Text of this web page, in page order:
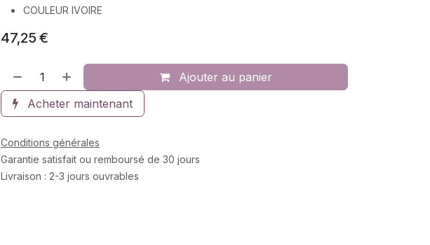
COULEUR IVOIRE
47,25 €
Ajouter au panier
Acheter maintenant
Conditions générales
Garantie satisfait ou remboursé de 30 jours
Livraison : 2-3 jours ouvrables